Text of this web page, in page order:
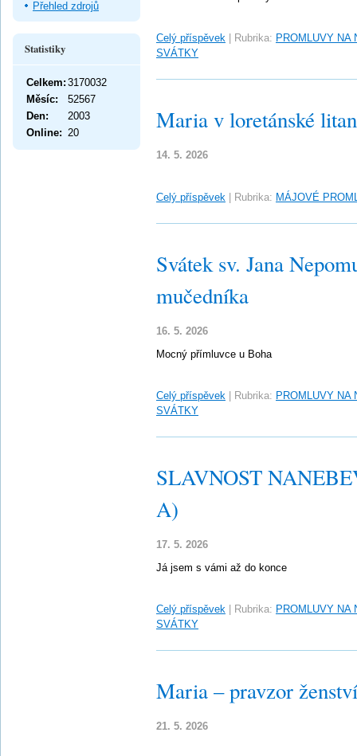
Celý příspěvek Rubrika: PROMLUVY NA
SVÁTKY
Maria v loretánské
14. 5. 2026
Celý příspěvek Rubrika: MÁJOVÉ
Svátek sv. Jana
mučedníka
16. 5. 2026
Mocný přímluvce u Boha
Celý příspěvek Rubrika: PROMLUVY NA
SVÁTKY
SLAVNOST
A)
17. 5. 2026
Já jsem s vámi až do konce
Celý příspěvek Rubrika: PROMLUVY NA
SVÁTKY
Maria – pravzor ženství
21. 5. 2026
Přehled zdrojů
Statistiky
Online: 20
Celkem: 3170032
Měsíc:
52567
Den:
2003